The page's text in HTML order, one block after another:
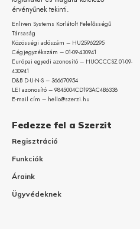
érvényűnek tekinti.
Enliven Systems Korlátolt Felelősségű
Társaság
Közösségi adószám – HU25962295
Cégjegyzékszám – 01-09-430941
Európai egyedi azonosító – HUOCCCSZ.01-09-
430941
D&B D-U-N-S – 366670954
LEI azonosító – 9845004CD193AC4B6338
E-mail cím – hello@szerzi.hu
Fedezze fel a Szerzit
Regisztráció
Funkciók
Áraink
Ügyvédeknek